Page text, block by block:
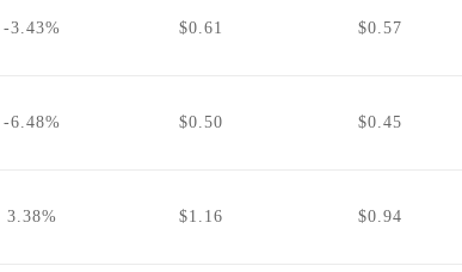
-3.43% $0.61 $0.57
-6.48% $0.50 $0.45
3.38% $1.16 $0.94